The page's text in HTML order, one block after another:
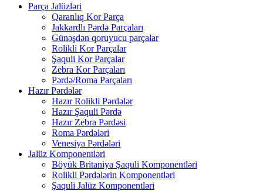
Parça Jalüzləri
Qaranlıq Kor Parça
Jakkardlı Pərdə Parçaları
Günəşdən qoruyucu parçalar
Rolikli Kor Parçalar
Şaquli Kor Parçalar
Zebra Kor Parçaları
Pərdə/Roma Parçaları
Hazır Pərdələr
Hazır Rolikli Pərdələr
Hazır Şaquli Pərdə
Hazır Zebra Pərdəsi
Roma Pərdələri
Venesiya Pərdələri
Jalüz Komponentləri
Böyük Britaniya Şaquli Komponentləri
Rolikli Pərdələrin Komponentləri
Şaquli Jalüz Komponentləri